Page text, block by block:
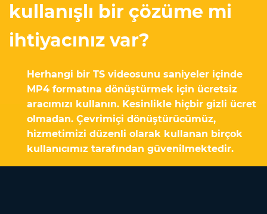
kullanışlı bir çözüme mi
ihtiyacınız var?
Herhangi bir TS videosunu saniyeler içinde
MP4 formatına dönüştürmek için ücretsiz
aracımızı kullanın. Kesinlikle hiçbir gizli ücret
olmadan. Çevrimiçi dönüştürücümüz,
hizmetimizi düzenli olarak kullanan birçok
kullanıcımız tarafından güvenilmektedir.